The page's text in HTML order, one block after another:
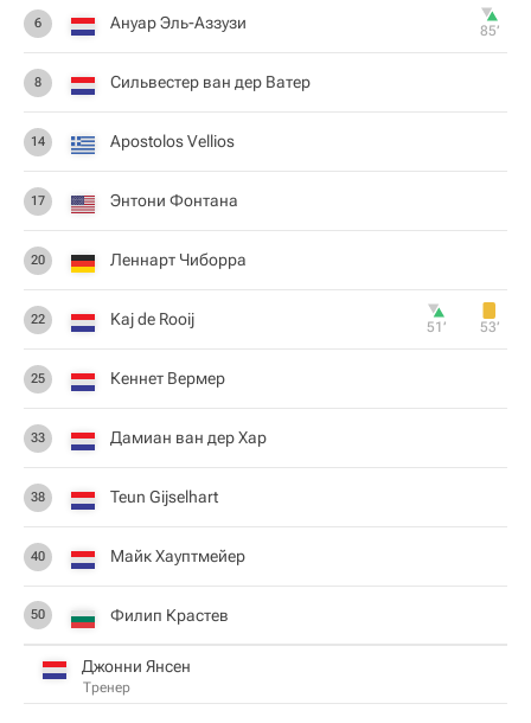
6 Ануар Эль-Аззузи 85‎’‎
8 Сильвестер ван дер Ватер
14 Apostolos Vellios
17 Энтони Фонтана
20 Леннарт Чиборра
22 Kaj de Rooij 51‎’‎ 53‎’‎
25 Кеннет Вермер
33 Дамиан ван дер Хар
38 Teun Gijselhart
40 Майк Хауптмейер
50 Филип Крастев
Джонни Янсен
Тренер